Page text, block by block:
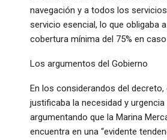
navegación y a todos los
servicio esencial, lo que obligaba
cobertura mínima del 75% en
Los argumentos del Gobierno
En los considerandos del decreto,
justificaba la necesidad y
argumentando que la Marina
encuentra en una “evidente